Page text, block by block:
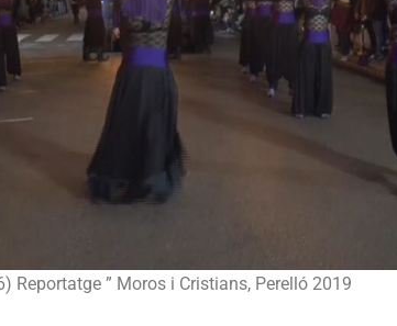
Reportatge ” Moros i Cristians, Perelló 2019